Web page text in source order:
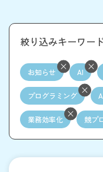
絞り込みキーワー
お知らせ AI
プログラミング
業務効率化 競プ